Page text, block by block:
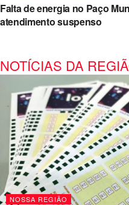
Falta de energia no Paço
atendimento suspenso
NOTÍCIAS DA
NOSSA REGIÃO